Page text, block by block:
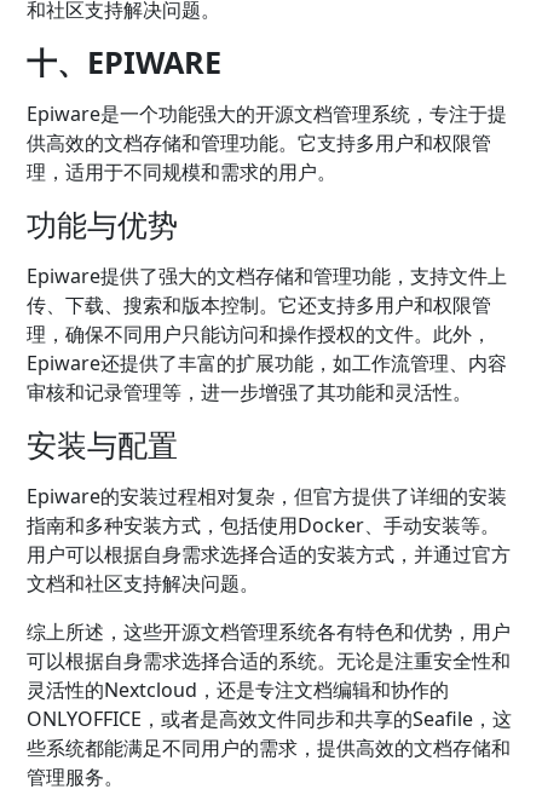
和社区支持解决问题。
十、EPIWARE
Epiware是一个功能强大的开源文档管理系统，专注于提
供高效的文档存储和管理功能。它支持多用户和权限管
理，适用于不同规模和需求的用户。
功能与优势
Epiware提供了强大的文档存储和管理功能，支持文件上
传、下载、搜索和版本控制。它还支持多用户和权限管
理，确保不同用户只能访问和操作授权的文件。此外，
Epiware还提供了丰富的扩展功能，如工作流管理、内容
审核和记录管理等，进一步增强了其功能和灵活性。
安装与配置
Epiware的安装过程相对复杂，但官方提供了详细的安装
指南和多种安装方式，包括使用Docker、手动安装等。
用户可以根据自身需求选择合适的安装方式，并通过官方
文档和社区支持解决问题。
综上所述，这些开源文档管理系统各有特色和优势，用户
可以根据自身需求选择合适的系统。无论是注重安全性和
灵活性的Nextcloud，还是专注文档编辑和协作的
ONLYOFFICE，或者是高效文件同步和共享的Seafile，这
些系统都能满足不同用户的需求，提供高效的文档存储和
管理服务。